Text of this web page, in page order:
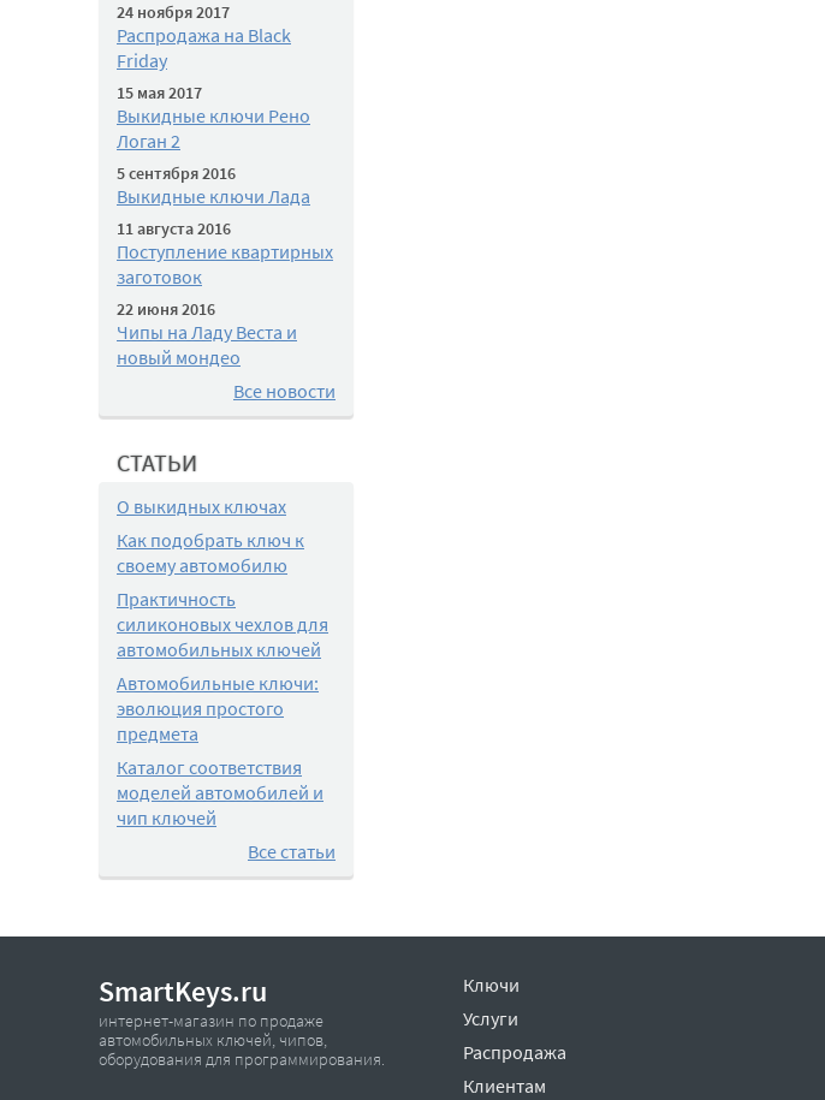
24 ноября 2017
Распродажа на Black
Friday
15 мая 2017
Выкидные ключи Рено
Логан 2
5 сентября 2016
Выкидные ключи Лада
11 августа 2016
Поступление квартирных
заготовок
22 июня 2016
Чипы на Ладу Веста и
новый мондео
Все новости
СТАТЬИ
О выкидных ключах
Как подобрать ключ к
своему автомобилю
Практичность
силиконовых чехлов для
автомобильных ключей
Автомобильные ключи:
эволюция простого
предмета
Каталог соответствия
моделей автомобилей и
чип ключей
Все статьи
SmartKeys.ru
интернет-магазин по продаже
автомобильных ключей, чипов,
оборудования для программирования.
Ключи
Услуги
Распродажа
Клиентам